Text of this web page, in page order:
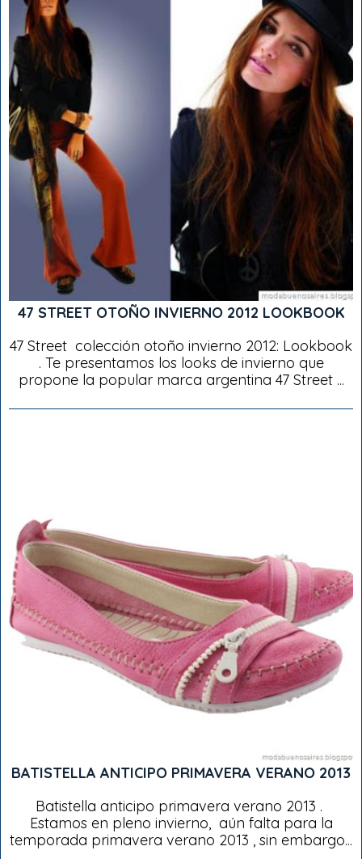
47 STREET OTOÑO INVIERNO 2012 LOOKBOOK
47 Street colección otoño invierno 2012: Lookbook
. Te presentamos los looks de invierno que
propone la popular marca argentina 47 Street ...
BATISTELLA ANTICIPO PRIMAVERA VERANO 2013
Batistella anticipo primavera verano 2013 .
Estamos en pleno invierno, aún falta para la
temporada primavera verano 2013 , sin embargo...